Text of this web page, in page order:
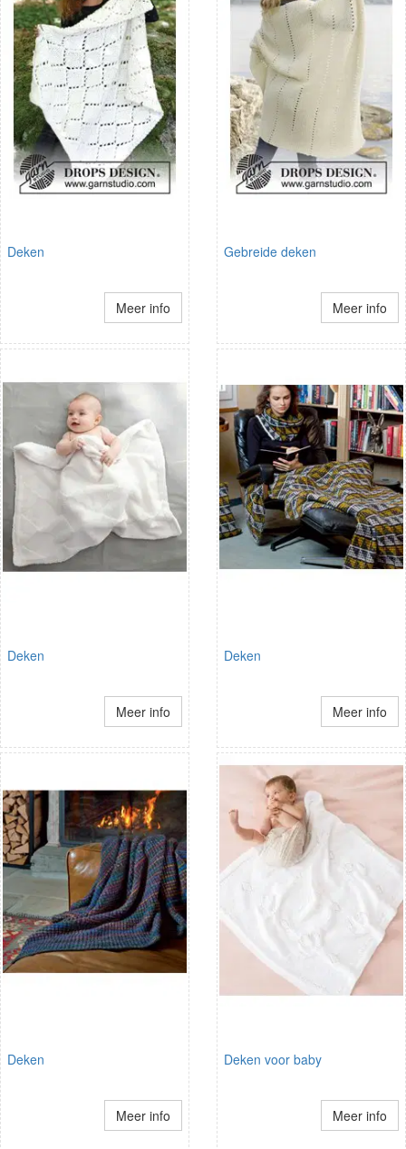
Deken
Meer info
Gebreide deken
Meer info
Deken
Meer info
Deken
Meer info
Deken
Meer info
Deken voor baby
Meer info